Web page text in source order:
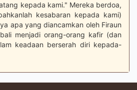
kepada kami." Mereka berdoa,
kesabaran kepada kami)
apa yang diancamkan oleh Firaun
menjadi orang-orang kafir (dan
keadaan berserah diri kepada-